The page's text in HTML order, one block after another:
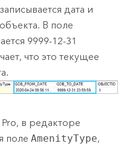
записывается дата и
В поле
9999-12-31
что это текущее
, в редакторе
полеAmenityType,